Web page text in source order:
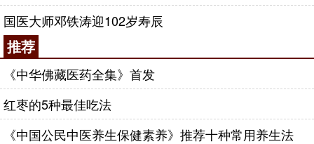
国医大师邓铁涛迎102岁寿辰
推荐
《中华佛藏医药全集》首发
红枣的5种最佳吃法
《中国公民中医养生保健素养》推荐十种常用养生法